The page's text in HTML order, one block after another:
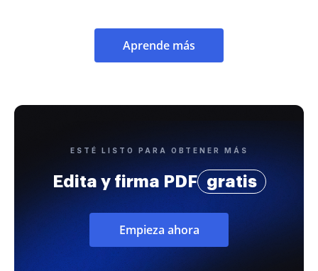
Aprende más
ESTÉ LISTO PARA OBTENER MÁS
Edita y firma PDF gratis
Empieza ahora